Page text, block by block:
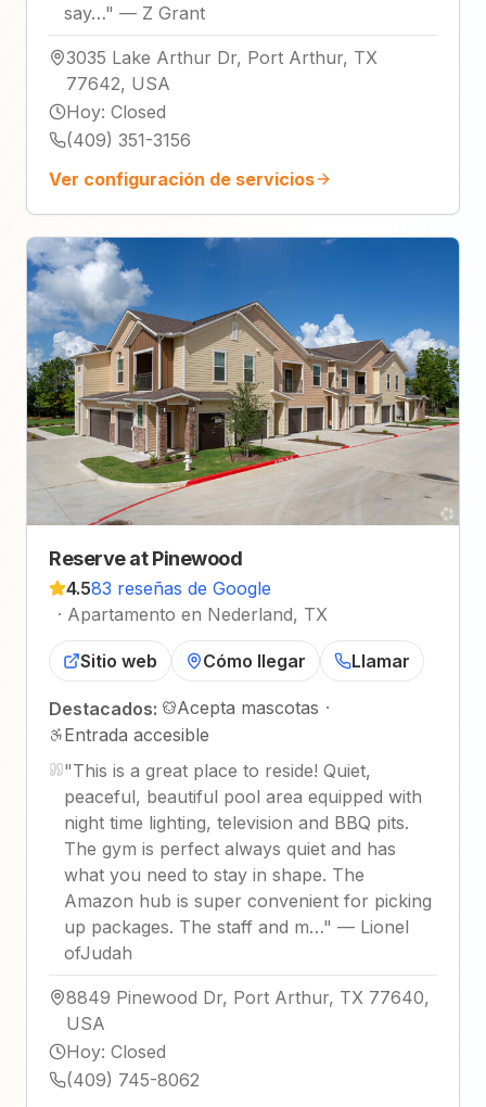
say…" — Z Grant
3035 Lake Arthur Dr, Port Arthur, TX
77642, USA
Hoy: Closed
(409) 351-3156
Ver configuración de servicios
Reserve at Pinewood
4.583 reseñas de Google
· Apartamento en Nederland, TX
Sitio web Cómo llegar Llamar
Destacados: Acepta mascotas ·
Entrada accesible
"This is a great place to reside! Quiet,
peaceful, beautiful pool area equipped with
night time lighting, television and BBQ pits.
The gym is perfect always quiet and has
what you need to stay in shape. The
Amazon hub is super convenient for picking
up packages. The staff and m…" — Lionel
ofJudah
8849 Pinewood Dr, Port Arthur, TX 77640,
USA
Hoy: Closed
(409) 745-8062